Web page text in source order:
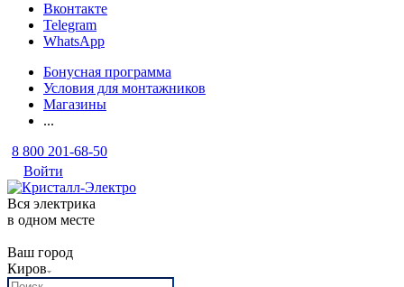
Вконтакте
Telegram
WhatsApp
Бонусная программа
Условия для монтажников
Магазины
...
8 800 201-68-50
Войти
Вся электрика
в одном месте
Ваш город
Киров